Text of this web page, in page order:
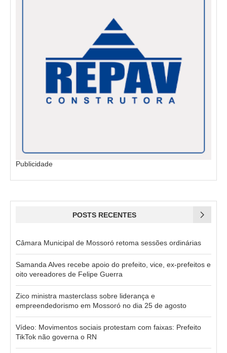
Publicidade
POSTS RECENTES
Câmara Municipal de Mossoró retoma sessões ordinárias
Samanda Alves recebe apoio do prefeito, vice, ex-prefeitos e
oito vereadores de Felipe Guerra
Zico ministra masterclass sobre liderança e
empreendedorismo em Mossoró no dia 25 de agosto
Vídeo: Movimentos sociais protestam com faixas: Prefeito
TikTok não governa o RN